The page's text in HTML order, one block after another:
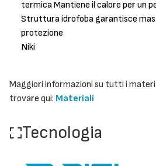
termica Mantiene il calore per un
Struttura idrofoba garantisce
protezione
Niki
Maggiori informazioni su tutti i
trovare qui: Materiali
Tecnologia